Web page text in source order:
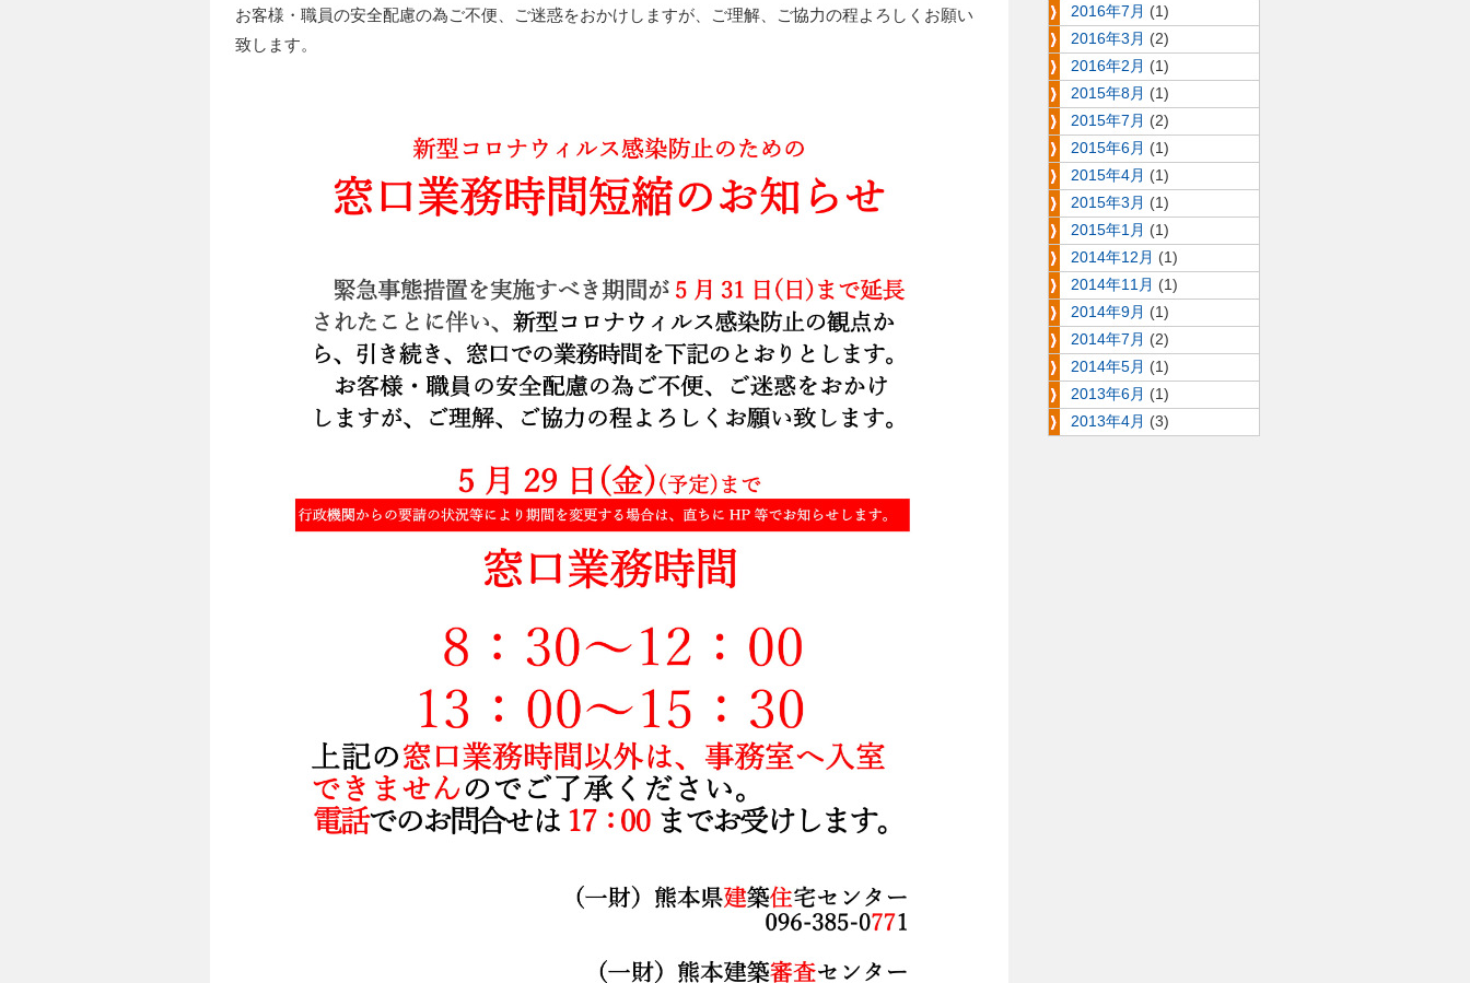
お客様・職員の安全配慮の為ご不便、ご迷惑をおかけしますが、ご理解、ご協力の程よろしくお願い
致します。
2016年7月 (1)
2016年3月 (2)
2016年2月 (1)
2015年8月 (1)
2015年7月 (2)
2015年6月 (1)
2015年4月 (1)
2015年3月 (1)
2015年1月 (1)
2014年12月 (1)
2014年11月 (1)
2014年9月 (1)
2014年7月 (2)
2014年5月 (1)
2013年6月 (1)
2013年4月 (3)